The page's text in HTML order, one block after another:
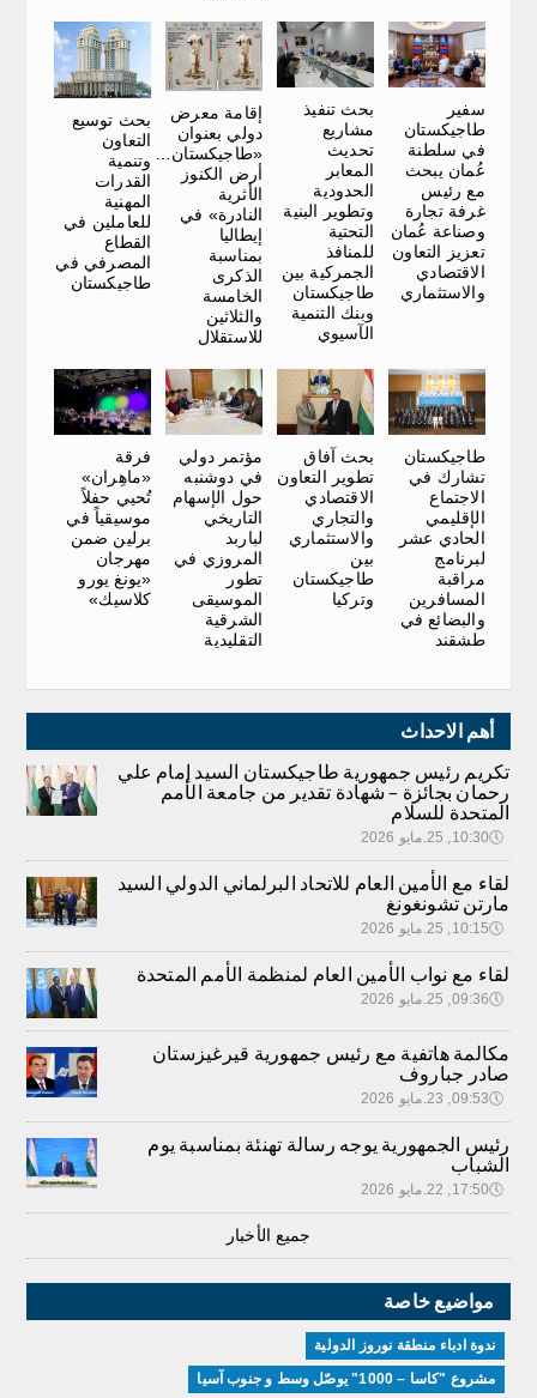
سفير
طاجيكستان
في سلطنة
عُمان يبحث
مع رئيس
غرفة تجارة
وصناعة عُمان
تعزيز التعاون
الاقتصادي
والاستثماري
بحث تنفيذ
مشاريع
تحديث
المعابر
الحدودية
وتطوير البنية
التحتية
للمنافذ
الجمركية بين
طاجيكستان
وبنك التنمية
الآسيوي
إقامة معرض
دولي بعنوان
«طاجيكستان…
أرض الكنوز
الأثرية
النادرة» في
إيطاليا
بمناسبة
الذكرى
الخامسة
والثلاثين
للاستقلال
بحث توسيع
التعاون
وتنمية
القدرات
المهنية
للعاملين في
القطاع
المصرفي في
طاجيكستان
طاجيكستان
تشارك في
الاجتماع
الإقليمي
الحادي عشر
لبرنامج
مراقبة
المسافرين
والبضائع في
طشقند
بحث آفاق
تطوير التعاون
الاقتصادي
والتجاري
والاستثماري
بين
طاجيكستان
وتركيا
مؤتمر دولي
في دوشنبه
حول الإسهام
التاريخي
لباربد
المروزي في
تطور
الموسيقى
الشرقية
التقليدية
فرقة
«ماهِران»
تُحيي حفلاً
موسيقياً في
برلين ضمن
مهرجان
«يونغ يورو
كلاسيك»
أهم الاحداث
تكريم رئيس جمهورية طاجيكستان السيد إمام علي
رحمان بجائزة – شهادة تقدير من جامعة الأمم
المتحدة للسلام
🕔10:30, 25.مايو 2026
لقاء مع الأمين العام للاتحاد البرلماني الدولي السيد
مارتن تشونغونغ
🕔10:15, 25.مايو 2026
لقاء مع نواب الأمين العام لمنظمة الأمم المتحدة
🕔09:36, 25.مايو 2026
مكالمة هاتفية مع رئيس جمهورية قيرغيزستان
صادر جباروف
🕔09:53, 23.مايو 2026
رئيس الجمهورية يوجه رسالة تهنئة بمناسبة يوم
الشباب
🕔17:50, 22.مايو 2026
جميع الأخبار
مواضيع خاصة
ندوة ادباء منطقة نوروز الدولية
مشروع "كاسا – 1000" يوصّل وسط و جنوب آسيا